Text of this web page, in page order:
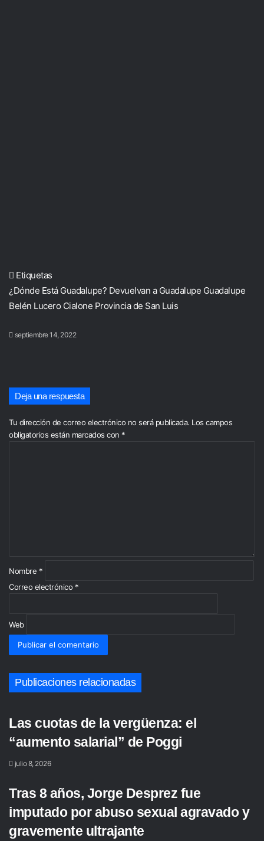
Etiquetas
¿Dónde Está Guadalupe? Devuelvan a Guadalupe Guadalupe
Belén Lucero Cialone Provincia de San Luis
septiembre 14, 2022
Deja una respuesta
Tu dirección de correo electrónico no será publicada. Los campos
obligatorios están marcados con *
*
Nombre *
Correo electrónico *
Web
Publicaciones relacionadas
Las cuotas de la vergüenza: el
“aumento salarial” de Poggi
julio 8, 2026
Tras 8 años, Jorge Desprez fue
imputado por abuso sexual agravado y
gravemente ultrajante